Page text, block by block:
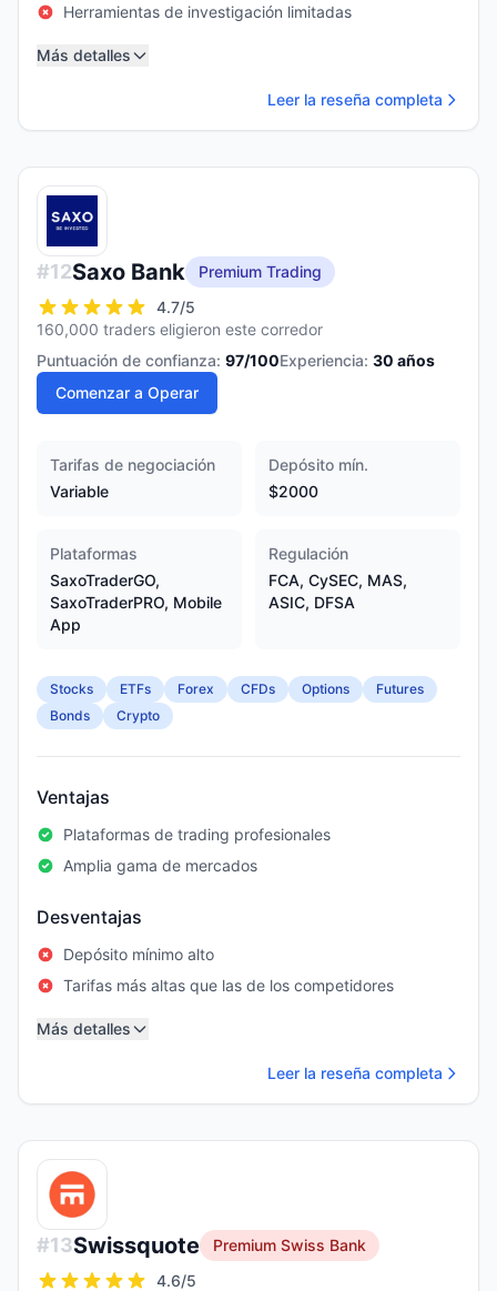
Herramientas de investigación limitadas
Más detalles
Leer la reseña completa
#12Saxo Bank
Premium Trading
4.7/5
160,000 traders eligieron este corredor
Puntuación de confianza: 97/100Experiencia: 30 años
Comenzar a Operar
Tarifas de negociación
Variable
Depósito mín.
$2000
Plataformas
SaxoTraderGO,
SaxoTraderPRO, Mobile
App
Regulación
FCA, CySEC, MAS,
ASIC, DFSA
Stocks ETFs Forex CFDs Options
Futures
Bonds
Crypto
Ventajas
Plataformas de trading profesionales
Amplia gama de mercados
Desventajas
Depósito mínimo alto
Tarifas más altas que las de los competidores
Más detalles
Leer la reseña completa
#13Swissquote
Premium Swiss Bank
4.6/5